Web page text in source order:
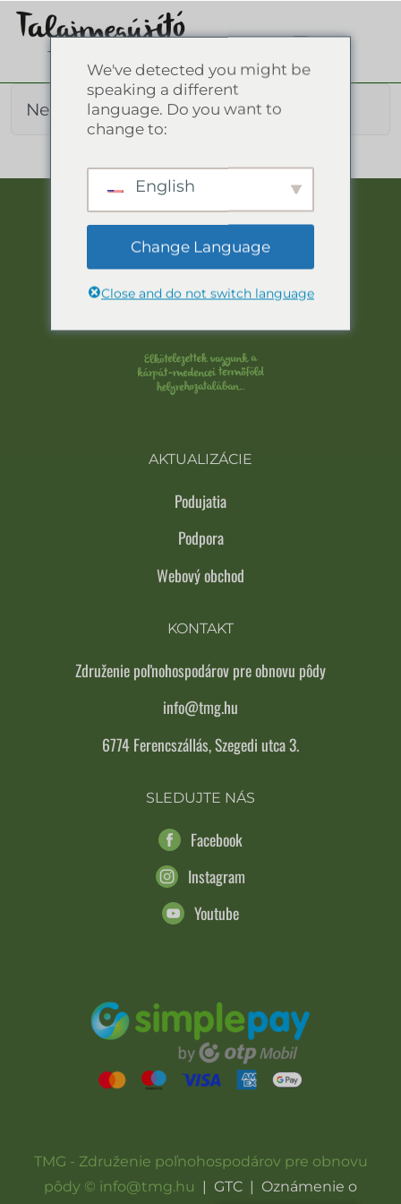
Nenašiel sa žiadny obsah.
AKTUALIZÁCIE
Podujatia
Podpora
Webový obchod
KONTAKT
Združenie poľnohospodárov pre obnovu pôdy
info@tmg.hu
6774 Ferencszállás, Szegedi utca 3.
SLEDUJTE NÁS
Facebook
Instagram
Youtube
TMG - Združenie poľnohospodárov pre obnovu
pôdy © info@tmg.hu
GTC
Oznámenie o
We've detected you might be
speaking a different
language. Do you want to
change to:
English
Change Language
Close and do not switch language